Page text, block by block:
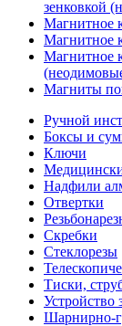
зенковкой
Магнитное
Магнитное
Магнитное
Магниты
Ручной
Боксы и
Ключи
Надфили
Отвертки
Скребки
Стеклорезы
Тиски,
Устройство
Шарнирно-